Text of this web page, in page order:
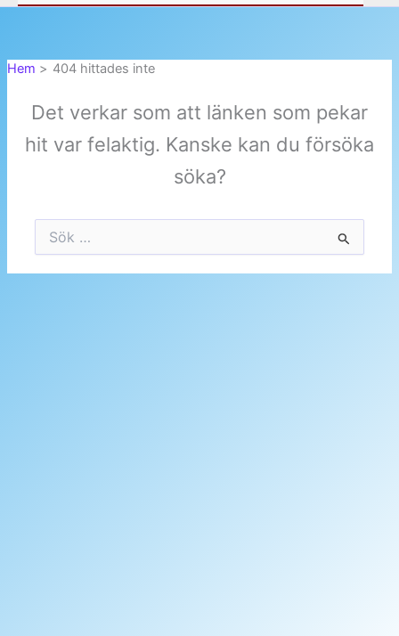
Hem 404 hittades inte
Det verkar som att länken som pekar
hit var felaktig. Kanske kan du försöka
söka?
efter: